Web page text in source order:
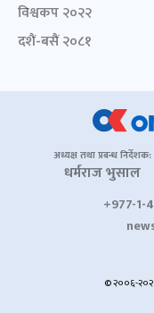
विश्वकप २०२२
दशैं-बसैं २०८१
अध्यक्ष तथा प्रबन्ध निर्देशक:
धर्मराज भुसाल
+977-1-
© २००६-